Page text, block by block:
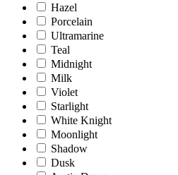
Hazel
Porcelain
Ultramarine
Teal
Midnight
Milk
Violet
Starlight
White Knight
Moonlight
Shadow
Dusk